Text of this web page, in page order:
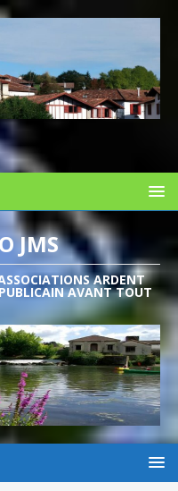
JMS
ARDENT
AVANT TOUT